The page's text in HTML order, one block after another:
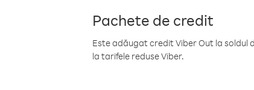
Pachete de credit
Este adăugat credit Viber Out la soldul
la tarifele reduse Viber.